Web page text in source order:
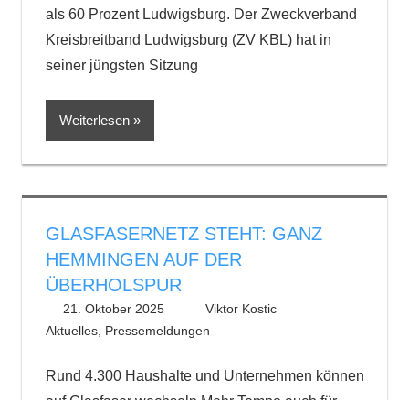
als 60 Prozent Ludwigsburg. Der Zweckverband
Kreisbreitband Ludwigsburg (ZV KBL) hat in
seiner jüngsten Sitzung
Weiterlesen
GLASFASERNETZ STEHT: GANZ
HEMMINGEN AUF DER
ÜBERHOLSPUR
21. Oktober 2025
Viktor Kostic
Aktuelles, Pressemeldungen
Rund 4.300 Haushalte und Unternehmen können